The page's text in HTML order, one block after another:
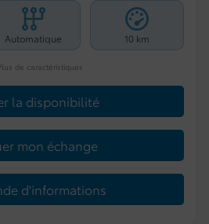
Automatique 10 km
de caractéristiques
la disponibilité
mon échange
d'informations